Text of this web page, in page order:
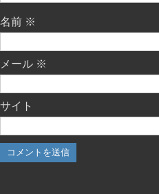
名前 ※
メール ※
サイト